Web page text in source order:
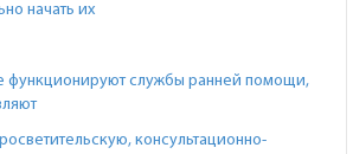
начать их
функционируют службы ранней помощи,
консультационно-